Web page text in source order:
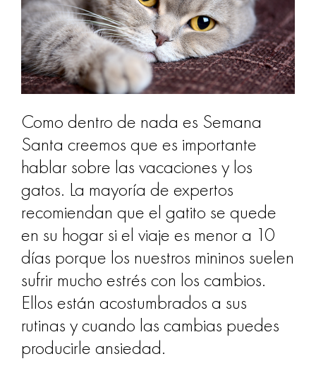
Como dentro de nada es Semana
Santa creemos que es importante
hablar sobre las vacaciones y los
gatos. La mayoría de expertos
recomiendan que el gatito se quede
en su hogar si el viaje es menor a 10
días porque los nuestros mininos suelen
sufrir mucho estrés con los cambios.
Ellos están acostumbrados a sus
rutinas y cuando las cambias puedes
producirle ansiedad.